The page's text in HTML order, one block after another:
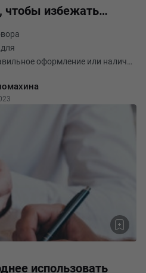
чтобы избежать
оформление или наличие
для ИП и
избежать, н
использовать